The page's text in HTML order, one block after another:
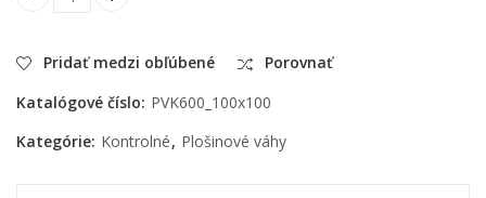
Plošinová kontrolná váha do 600 kg - rozmer 100 x 100 cm
Pridať medzi obľúbené
Porovnať
Katalógové číslo: PVK600_100x100
Kategórie: Kontrolné, Plošinové váhy